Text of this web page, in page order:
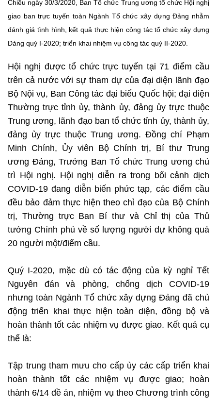
Chọn ngôn ngữ
BỘ KHOA HỌC VÀ CÔNG NGHỆ
MINISTRY OF SCIENCE AND TECHNOLOGY
Điều khoản sử dụng Theo dõi MST: Góp ý
Cơ quan chủ quản: Bộ Khoa học và Công nghệ (MST)
Chịu trách nhiệm nội dung: Nguyễn Thị Hải Hằng
Giám đốc Trung tâm Truyền thông Khoa học và Công nghệ.
Liên hệ
Địa chỉ: Ban Biên tập Cổng TTĐT - 18 Nguyễn Du, TP. Hà Nội
Điện thoại: 024 3936 9506
Email:
stc@mst.gov.vn
©2026 Bản quyền thuộc Bộ Khoa Học và Công Nghệ
(Ghi rõ nguồn "https://mst.gov.vn" khi phát hành lại thông tin từ
website này)
Chiều ngày 30/3/2020, Ban Tổ chức Trung ương tổ chức Hội nghị
giao ban trực tuyến toàn Ngành Tổ chức xây dựng Đảng nhằm
đánh giá tình hình, kết quả thực hiện công tác tổ chức xây dựng
Đảng quý I-2020; triển khai nhiệm vụ công tác quý II-2020.
Hội nghị được tổ chức trực tuyến tại 71 điểm cầu
trên cả nước với sự tham dự của đại diện lãnh đạo
Bộ Nội vụ, Ban Công tác đại biểu Quốc hội; đại diện
Thường trực tỉnh ủy, thành ủy, đảng ủy trực thuộc
Trung ương, lãnh đạo ban tổ chức tỉnh ủy, thành ủy,
đảng ủy trực thuộc Trung ương. Đồng chí Phạm
Minh Chính, Ủy viên Bộ Chính trị, Bí thư Trung
ương Đảng, Trưởng Ban Tổ chức Trung ương chủ
trì Hội nghị. Hội nghị diễn ra trong bối cảnh dịch
COVID-19 đang diễn biến phức tạp, các điểm cầu
đều bảo đảm thực hiện theo chỉ đạo của Bộ Chính
trị, Thường trực Ban Bí thư và Chỉ thị của Thủ
tướng Chính phủ về số lượng người dự không quá
20 người một/điểm cầu.
Quý I-2020, mặc dù có tác động của kỳ nghỉ Tết
Nguyên đán và phòng, chống dịch COVID-19
nhưng toàn Ngành Tổ chức xây dựng Đảng đã chủ
động triển khai thực hiện toàn diện, đồng bộ và
hoàn thành tốt các nhiệm vụ được giao. Kết quả cụ
thể là:
Tập trung tham mưu cho cấp ủy các cấp triển khai
hoàn thành tốt các nhiệm vụ được giao; hoàn
thành 6/14 đề án, nhiệm vụ theo Chương trình công